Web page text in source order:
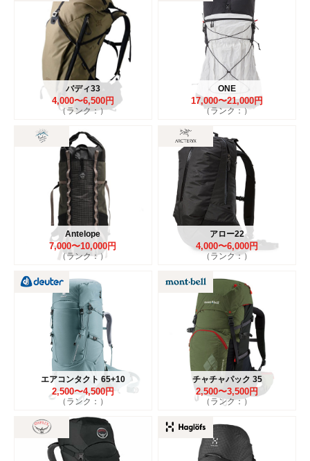
バディ33
4,000〜6,500円
（ランク：）
ONE
17,000〜21,000円
（ランク：）
Antelope
7,000〜10,000円
（ランク：）
アロー22
4,000〜6,000円
（ランク：）
エアコンタクト 65+10
2,500〜4,500円
（ランク：）
チャチャパック 35
2,500〜3,500円
（ランク：）